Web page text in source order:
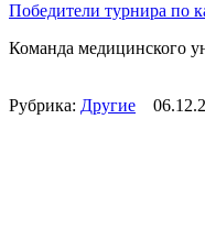
Победители турнира по
Команда медицинского
Рубрика: Другие